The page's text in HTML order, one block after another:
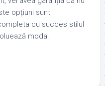
opțiuni sunt
cu succes stilul
moda.